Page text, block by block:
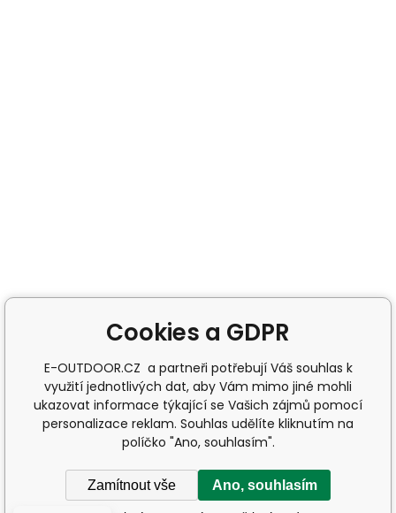
Cookies a GDPR
E-OUTDOOR.CZ a partneři potřebují Váš souhlas k
využití jednotlivých dat, aby Vám mimo jiné mohli
ukazovat informace týkající se Vašich zájmů pomocí
personalizace reklam. Souhlas udělíte kliknutím na
políčko "Ano, souhlasím".
Zamítnout vše Ano, souhlasím